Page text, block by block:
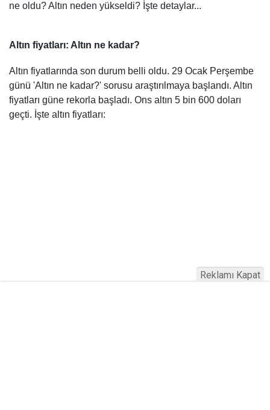
ne oldu? Altın neden yükseldi? İşte detaylar...
Altın fiyatları: Altın ne kadar?
Altın fiyatlarında son durum belli oldu. 29 Ocak Perşembe
günü 'Altın ne kadar?' sorusu araştırılmaya başlandı. Altın
fiyatları güne rekorla başladı. Ons altın 5 bin 600 doları
geçti. İşte altın fiyatları:
Reklamı Kapat